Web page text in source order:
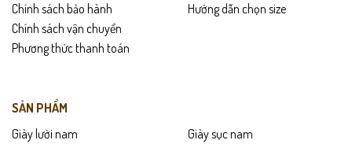
Chính sách bảo hành
Chính sách vận chuyển
Phương thức thanh toán
Hướng dẫn chọn size
SẢN PHẨM
Giày lười nam
Giày sục nam